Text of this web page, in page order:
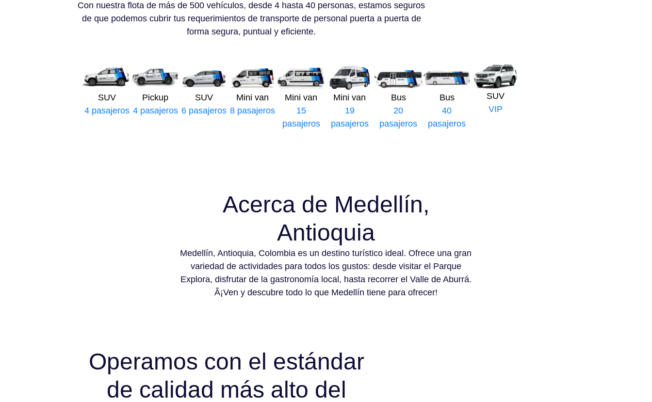
Con nuestra flota de más de 500 vehículos, desde 4 hasta 40 personas, estamos seguros
de que podemos cubrir tus requerimientos de transporte de personal puerta a puerta de
forma segura, puntual y eficiente.
SUV
4 pasajeros
Pickup
4 pasajeros
SUV
6 pasajeros
Mini van
8 pasajeros
Mini van
15
pasajeros
Mini van
19
pasajeros
Bus
20
pasajeros
Bus
40
pasajeros
SUV
VIP
Acerca de Medellín,
Antioquia
Medellín, Antioquia, Colombia es un destino turístico ideal. Ofrece una gran
variedad de actividades para todos los gustos: desde visitar el Parque
Explora, disfrutar de la gastronomía local, hasta recorrer el Valle de Aburrá.
Â¡Ven y descubre todo lo que Medellín tiene para ofrecer!
Operamos con el estándar
de calidad más alto del